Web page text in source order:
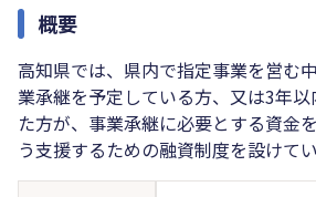
概要
高知県では、県内で指定事業を営む
業承継を予定している方、又は3年
た方が、事業承継に必要とする資金
う支援するための融資制度を設けてい